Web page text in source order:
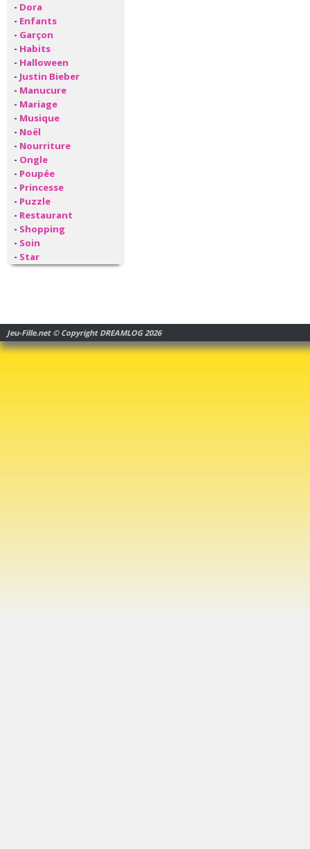
- Dora
- Enfants
- Garçon
- Habits
- Halloween
- Justin Bieber
- Manucure
- Mariage
- Musique
- Noël
- Nourriture
- Ongle
- Poupée
- Princesse
- Puzzle
- Restaurant
- Shopping
- Soin
- Star
Jeu-Fille.net © Copyright DREAMLOG 2026